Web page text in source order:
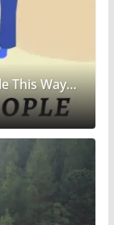
This Way…